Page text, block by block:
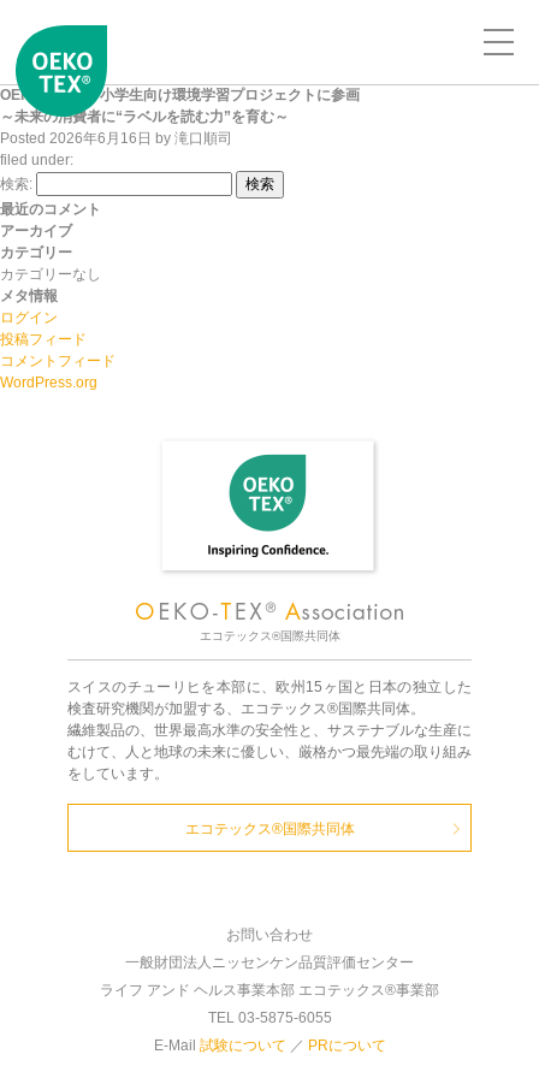
OEKO-TEX®、小学生向け環境学習プロジェクトに参画
～未来の消費者に“ラベルを読む力”を育む～
Posted 2026年6月16日 by 滝口順司
filed under:
検索:
検索
最近のコメント
アーカイブ
カテゴリー
カテゴリーなし
メタ情報
ログイン
投稿フィード
コメントフィード
WordPress.org
エコテックス®国際共同体
スイスのチューリヒを本部に、欧州15ヶ国と日本の独立した
検査研究機関が加盟する、エコテックス®国際共同体。
繊維製品の、世界最高水準の安全性と、サステナブルな生産に
むけて、人と地球の未来に優しい、厳格かつ最先端の取り組み
をしています。
エコテックス®国際共同体
お問い合わせ
一般財団法人ニッセンケン品質評価センター
ライフ アンド ヘルス事業本部 エコテックス®事業部
TEL 03-5875-6055
E-Mail 試験について ／ PRについて